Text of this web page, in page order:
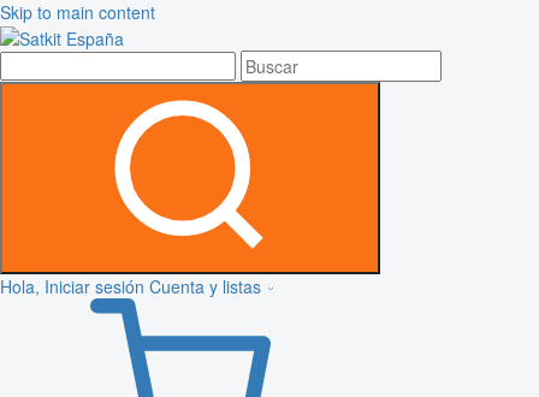
Skip to main content
Hola, Iniciar sesión Cuenta y listas